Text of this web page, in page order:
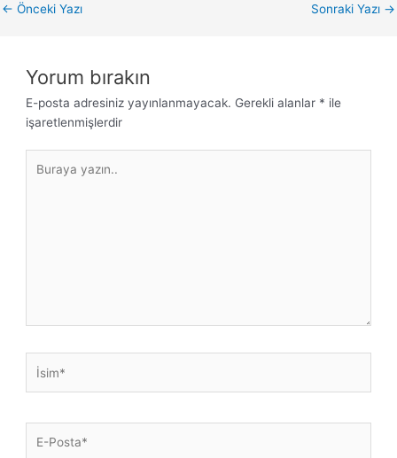
← Önceki Yazı Sonraki Yazı →
Yorum bırakın
E-posta adresiniz yayınlanmayacak. Gerekli alanlar * ile
işaretlenmişlerdir
yazın..
Posta*